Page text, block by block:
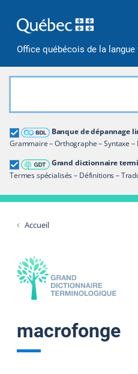
Office québécois de la
Banque de dépannage
Grammaire – Orthographe – Syntaxe –
Grand dictionnaire
Termes spécialisés – Définitions –
Grand dictionnaire
Restreindre aux termes
Accueil
macrofonge